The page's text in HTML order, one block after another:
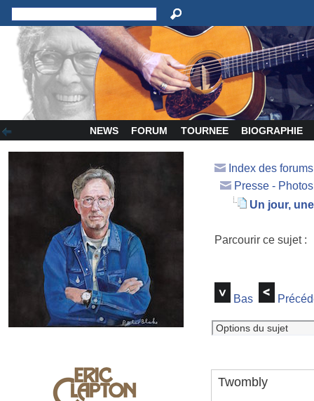
NEWS FORUM TOURNEE BIOGRAPHIE
Index des
Presse - Photos
Un jour,
Parcourir ce sujet
Bas
Twombly